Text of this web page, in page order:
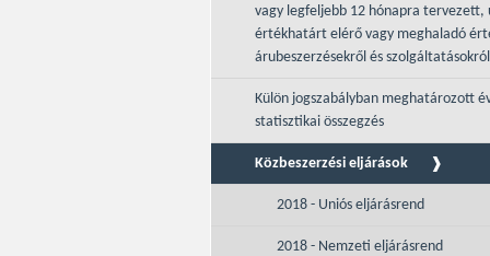
vagy legfeljebb 12 hónapra tervezett,
értékhatárt elérő vagy meghaladó
árubeszerzésekről és szolgáltatásokról
Külön jogszabályban meghatározott
statisztikai összegzés
Közbeszerzési eljárások
2018 - Uniós eljárásrend
2018 - Nemzeti eljárásrend